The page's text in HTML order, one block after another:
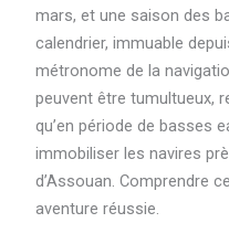
mars, et une saison des
calendrier, immuable
métronome de la
peuvent être tumultueux,
qu’en période de basses
immobiliser les navires
d’Assouan. Comprendre
aventure réussie.